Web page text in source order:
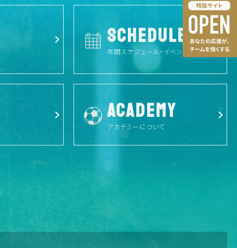
SCHEDULE
年間スケジュール・イベント予定
ACADEMY
アカデミーについて